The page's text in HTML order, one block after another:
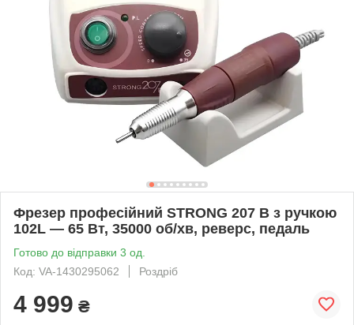
Фрезер професійний STRONG 207 B з ручкою
102L — 65 Вт, 35000 об/хв, реверс, педаль
Готово до відправки 3 од.
Код: VA-1430295062
Роздріб
4 999 ₴